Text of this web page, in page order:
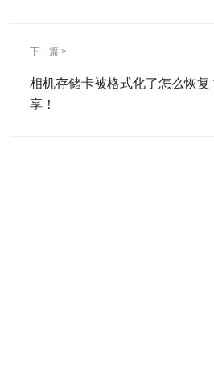
下一篇 >
相机存储卡被格式化了怎么恢复
享！